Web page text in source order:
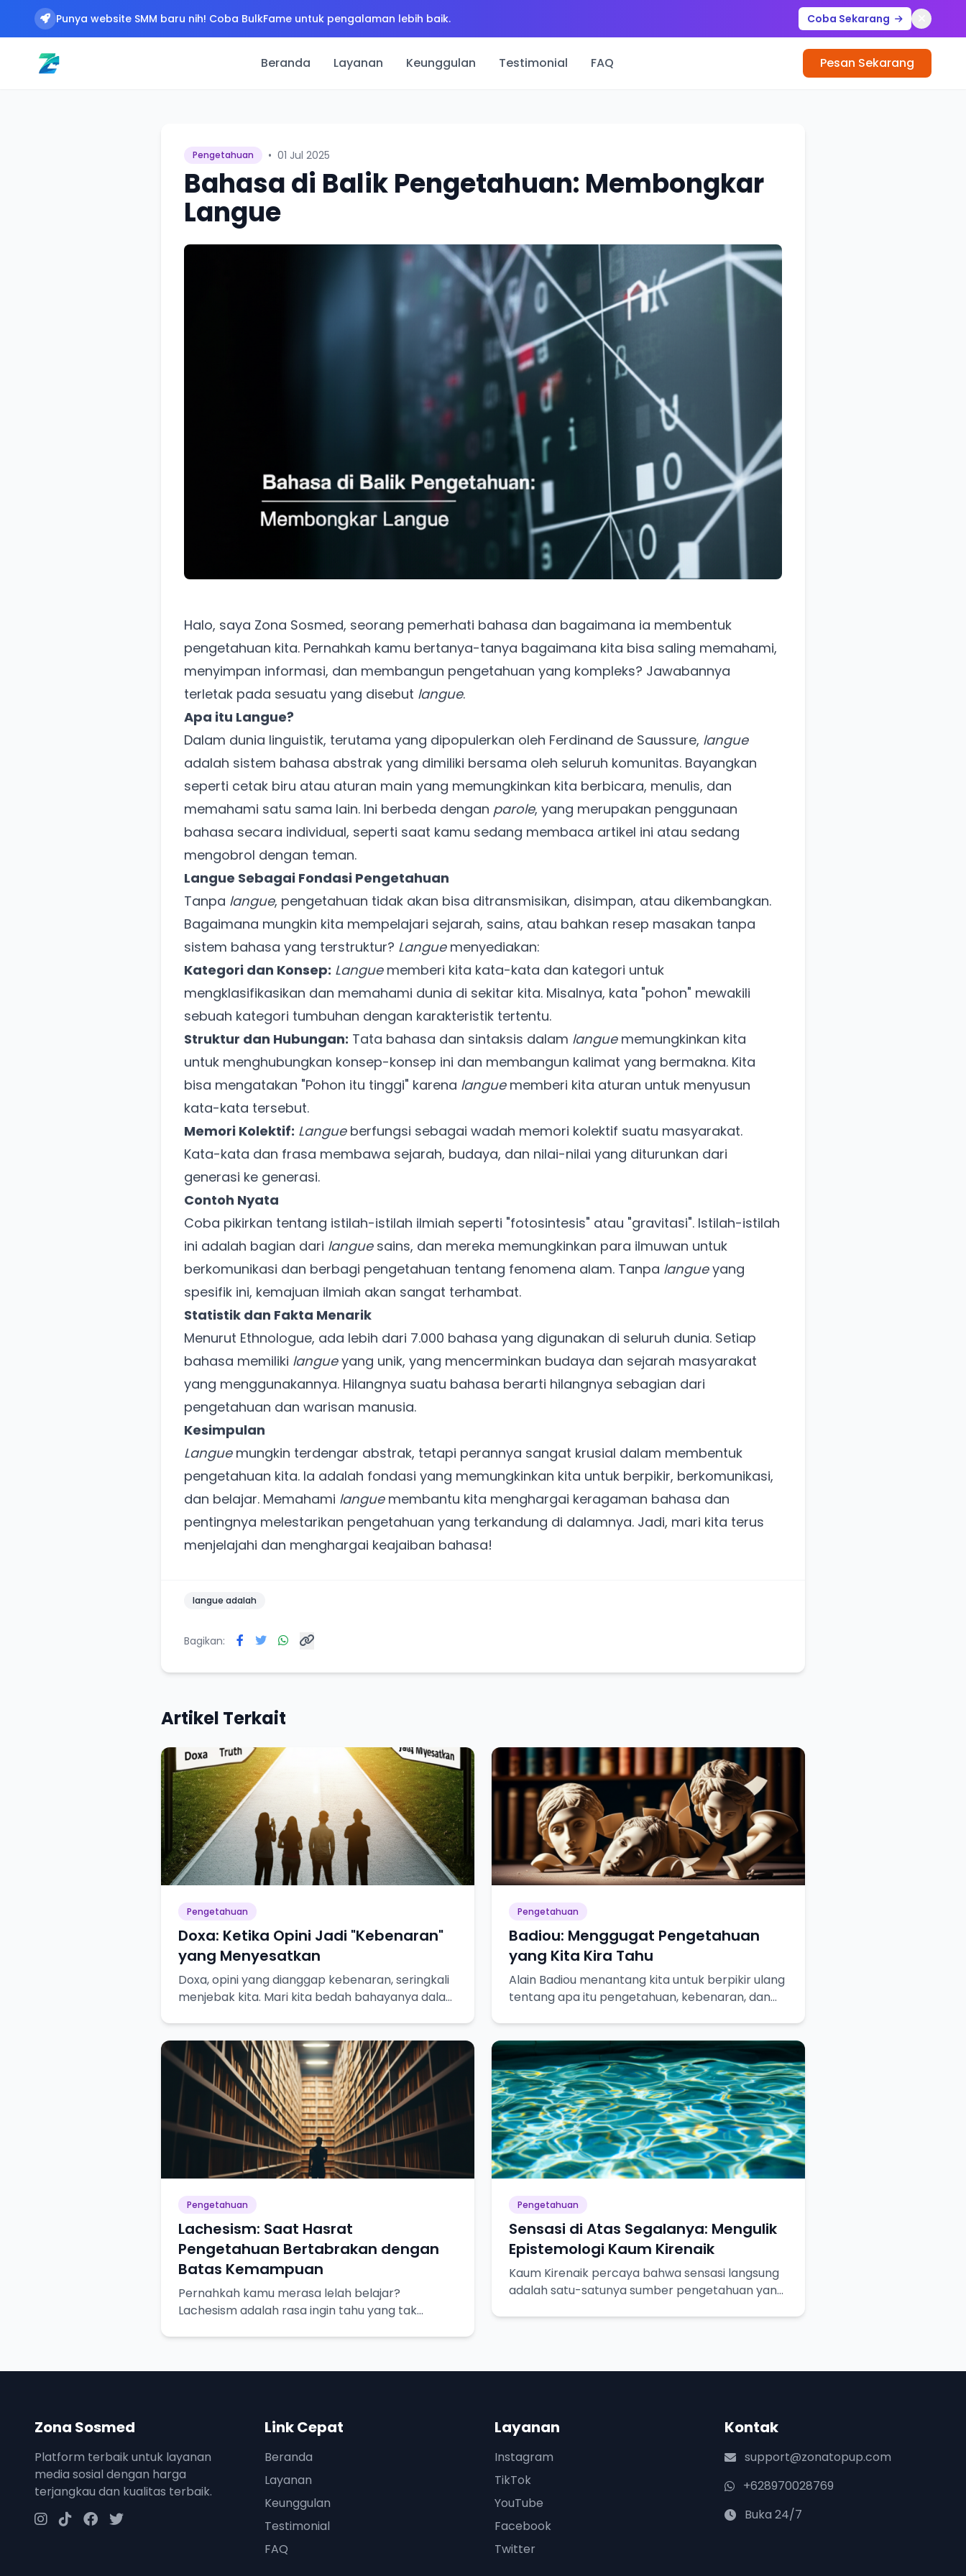
Punya website SMM baru nih! Coba BulkFame untuk pengalaman lebih baik. Coba Sekarang
Beranda Layanan Keunggulan Testimonial FAQ Pesan Sekarang
Pengetahuan • 01 Jul 2025
Bahasa di Balik Pengetahuan: Membongkar
Langue
Halo, saya Zona Sosmed, seorang pemerhati bahasa dan bagaimana ia membentuk
pengetahuan kita. Pernahkah kamu bertanya-tanya bagaimana kita bisa saling memahami,
menyimpan informasi, dan membangun pengetahuan yang kompleks? Jawabannya
terletak pada sesuatu yang disebut langue.
Apa itu Langue?
Dalam dunia linguistik, terutama yang dipopulerkan oleh Ferdinand de Saussure, langue
adalah sistem bahasa abstrak yang dimiliki bersama oleh seluruh komunitas. Bayangkan
seperti cetak biru atau aturan main yang memungkinkan kita berbicara, menulis, dan
memahami satu sama lain. Ini berbeda dengan parole, yang merupakan penggunaan
bahasa secara individual, seperti saat kamu sedang membaca artikel ini atau sedang
mengobrol dengan teman.
Langue Sebagai Fondasi Pengetahuan
Tanpa langue, pengetahuan tidak akan bisa ditransmisikan, disimpan, atau dikembangkan.
Bagaimana mungkin kita mempelajari sejarah, sains, atau bahkan resep masakan tanpa
sistem bahasa yang terstruktur? Languemenyediakan:
Kategori dan Konsep: Languememberi kita kata-kata dan kategori untuk
mengklasifikasikan dan memahami dunia di sekitar kita. Misalnya, kata "pohon" mewakili
sebuah kategori tumbuhan dengan karakteristik tertentu.
Struktur dan Hubungan: Tata bahasa dan sintaksis dalam languememungkinkan kita
untuk menghubungkan konsep-konsep ini dan membangun kalimat yang bermakna. Kita
bisa mengatakan "Pohon itu tinggi" karena languememberi kita aturan untuk menyusun
kata-kata tersebut.
Memori Kolektif: Langueberfungsi sebagai wadah memori kolektif suatu masyarakat.
Kata-kata dan frasa membawa sejarah, budaya, dan nilai-nilai yang diturunkan dari
generasi ke generasi.
Contoh Nyata
Coba pikirkan tentang istilah-istilah ilmiah seperti "fotosintesis" atau "gravitasi". Istilah-istilah
ini adalah bagian dari languesains, dan mereka memungkinkan para ilmuwan untuk
berkomunikasi dan berbagi pengetahuan tentang fenomena alam. Tanpa langueyang
spesifik ini, kemajuan ilmiah akan sangat terhambat.
Statistik dan Fakta Menarik
Menurut Ethnologue, ada lebih dari 7.000 bahasa yang digunakan di seluruh dunia. Setiap
bahasa memiliki langueyang unik, yang mencerminkan budaya dan sejarah masyarakat
yang menggunakannya. Hilangnya suatu bahasa berarti hilangnya sebagian dari
pengetahuan dan warisan manusia.
Kesimpulan
Languemungkin terdengar abstrak, tetapi perannya sangat krusial dalam membentuk
pengetahuan kita. Ia adalah fondasi yang memungkinkan kita untuk berpikir, berkomunikasi,
dan belajar. Memahami languemembantu kita menghargai keragaman bahasa dan
pentingnya melestarikan pengetahuan yang terkandung di dalamnya. Jadi, mari kita terus
menjelajahi dan menghargai keajaiban bahasa!
langue adalah
Bagikan:
Artikel Terkait
Pengetahuan
Doxa: Ketika Opini Jadi "Kebenaran"
yang Menyesatkan
Doxa, opini yang dianggap kebenaran, seringkali
menjebak kita. Mari kita bedah bahayanya dalam
Pengetahuan
Badiou: Menggugat Pengetahuan
yang Kita Kira Tahu
Alain Badiou menantang kita untuk berpikir ulang
tentang apa itu pengetahuan, kebenaran, dan
Pengetahuan
Lachesism: Saat Hasrat
Pengetahuan Bertabrakan dengan
Batas Kemampuan
Pernahkah kamu merasa lelah belajar?
Lachesism adalah rasa ingin tahu yang tak
Pengetahuan
Sensasi di Atas Segalanya: Mengulik
Epistemologi Kaum Kirenaik
Kaum Kirenaik percaya bahwa sensasi langsung
adalah satu-satunya sumber pengetahuan yang
Zona Sosmed
Platform terbaik untuk layanan
media sosial dengan harga
terjangkau dan kualitas terbaik.
Link Cepat
Beranda
Layanan
Keunggulan
Testimonial
FAQ
Layanan
Instagram
TikTok
YouTube
Facebook
Twitter
Kontak
support@zonatopup.com
+628970028769
Buka 24/7
Ada Website Baru!
Khusus untuk kamu yang mau coba
Punya website SMM baru nih! Coba BulkFame
untuk pengalaman lebih baik.
Tanpa daftar ulang, gratis dicoba. Kamu tetap bisa pakai